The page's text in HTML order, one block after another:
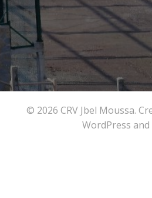
© 2026 CRV Jbel Moussa.
WordPress and